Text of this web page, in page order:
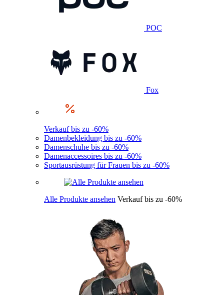
POC
Fox
Verkauf bis zu -60%
Damenbekleidung bis zu -60%
Damenschuhe bis zu -60%
Damenaccessoires bis zu -60%
Sportausrüstung für Frauen bis zu -60%
Alle Produkte ansehen Verkauf bis zu -60%